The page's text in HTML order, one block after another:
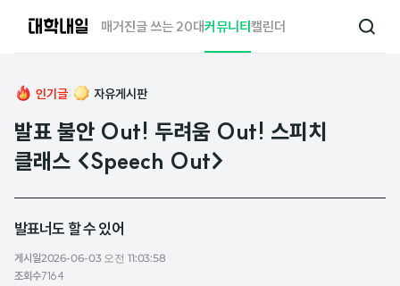
매거진글 쓰는 20대커뮤니티캘린더
검
인기글 자유게시판
발표 불안 Out! 두려움 Out! 스피치
클래스 <Speech Out>
발표너도 할 수 있어
게시일2026-06-03 오전 11:03:58
조회수7164